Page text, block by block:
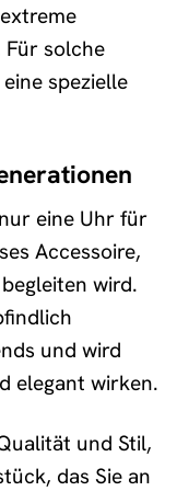
solche
spezielle
eine Uhr für
Accessoire,
wird.
und wird
elegant wirken.
und Stil,
das Sie an